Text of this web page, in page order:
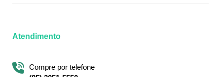
Atendimento
Compre por telefone